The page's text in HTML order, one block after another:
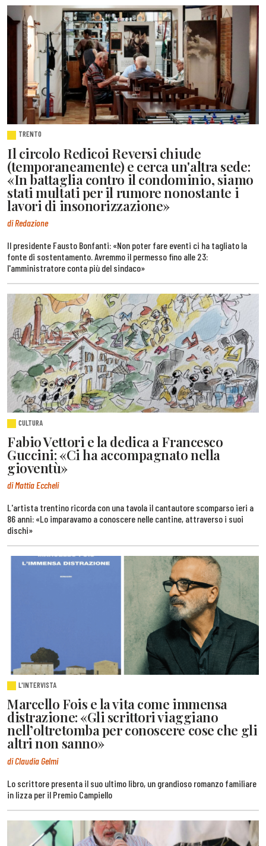
TRENTO
Il circolo Redicoi Reversi chiude
(temporaneamente) e cerca un'altra sede:
«In battaglia contro il condominio, siamo
stati multati per il rumore nonostante i
lavori di insonorizzazione»
di Redazione
Il presidente Fausto Bonfanti: «Non poter fare eventi ci ha tagliato la
fonte di sostentamento. Avremmo il permesso fino alle 23:
l'amministratore conta più del sindaco»
CULTURA
Fabio Vettori e la dedica a Francesco
Guccini: «Ci ha accompagnato nella
gioventù»
di Mattia Eccheli
L'artista trentino ricorda con una tavola il cantautore scomparso ieri a
86 anni: «Lo imparavamo a conoscere nelle cantine, attraverso i suoi
dischi»
L'INTERVISTA
Marcello Fois e la vita come immensa
distrazione: «Gli scrittori viaggiano
nell’oltretomba per conoscere cose che gli
altri non sanno»
di Claudia Gelmi
Lo scrittore presenta il suo ultimo libro, un grandioso romanzo familiare
in lizza per il Premio Campiello